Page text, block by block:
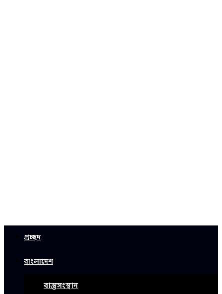
প্রচ্ছদ
বাংলাদেশ
বাস্তুসংস্থান